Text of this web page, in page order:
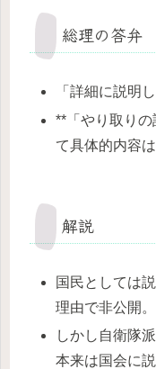
総理の答弁
「詳細に説明
**「やり取り
て具体的内容は
解説
国民としては
理由で非公開。
しかし自衛隊
本来は国会に説